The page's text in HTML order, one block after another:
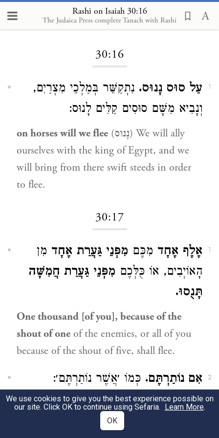
Rashi on Isaiah 30:16
The Judaica Press complete Tanach with Rashi
Loading...
30:16
1 עַל סוּס נָנוּס. נִתְקַשֵּׁר בְּמַלְכֵי מִצְרַיִם,
וְנָבִיא מִשָּׁם סוּסִים קַלִּים לָנוּס:
on horses will we flee (נָנוּס) We will ally
ourselves with the king of Egypt, and we
will bring from there swift steeds in order
to flee.
30:17
1 אֶלֶף אֶחָד מִכֶּם מִפְּנֵי גַּעֲרַת אֶחָד מִן
הָאוֹיְבִים, אוֹ כֻּלְּכֶם מִפְּנֵי גַּעֲרַת חֲמִשָּׁה
תָּנֻסוּ.
One thousand [of you], because of the
shout of one of the enemies, or all of you
because of the shout of five, shall flee.
2 אִם נוֹתַרְתֶּם. כְּמוֹ ׳אֲשֶׁר נוֹתַרְתֶּם׳:
you remain(lit., if you remain,) like ‘that
We use cookies to give you the best experience possible on
our site. Click OK to continue using Sefaria. Learn More.
OK